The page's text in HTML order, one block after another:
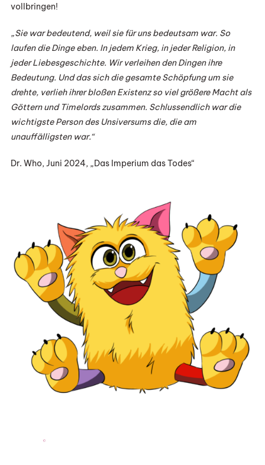
vollbringen!
„Sie war bedeutend, weil sie für uns bedeutsam war. So
laufen die Dinge eben. In jedem Krieg, in jeder Religion, in
jeder Liebesgeschichte. Wir verleihen den Dingen ihre
Bedeutung. Und das sich die gesamte Schöpfung um sie
drehte, verlieh ihrer bloßen Existenz so viel größere Macht als
Göttern und Timelords zusammen. Schlussendlich war die
wichtigste Person des Unsiversums die, die am
unauffälligsten war.“
Dr. Who, Juni 2024, „Das Imperium das Todes“